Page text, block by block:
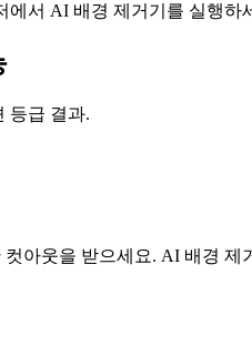
에서 AI 배경 제거기를 실행
등급 결과.
아웃을 받으세요. AI 배경